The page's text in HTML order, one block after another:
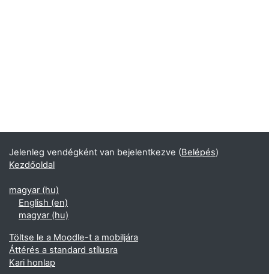
Jelenleg vendégként van bejelentkezve (Belépés)
Kezdőoldal
magyar ‎(hu)‎
English ‎(en)‎
magyar ‎(hu)‎
Töltse le a Moodle-t a mobiljára
Áttérés a standard stílusra
Kari honlap